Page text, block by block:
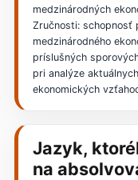
medzinárodných
Zručnosti: schopnosť
medzinárodného
príslušných
pri analýze
ekonomických
Jazyk,
na